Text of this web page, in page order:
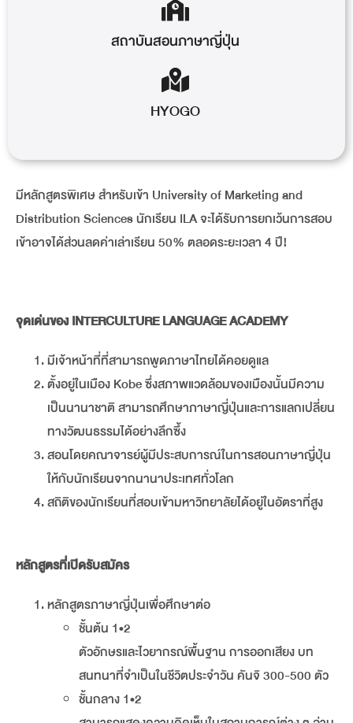
สถาบันสอนภาษาญี่ปุ่น
HYOGO
มีหลักสูตรพิเศษ สำหรับเข้า University of Marketing and
Distribution Sciences นักเรียน ILA จะได้รับการยกเว้นการสอบ
เข้าอาจได้ส่วนลดค่าเล่าเรียน 50% ตลอดระยะเวลา 4 ปี!
จุดเด่นของ INTERCULTURE LANGUAGE ACADEMY
มีเจ้าหน้าที่ที่สามารถพูดภาษาไทยได้คอยดูแล
ตั้งอยู่ในเมือง Kobe ซึ่งสภาพแวดล้อมของเมืองนั้นมีความ
เป็นนานาชาติ สามารถศึกษาภาษาญี่ปุ่นและการแลกเปลี่ยน
ทางวัฒนธรรมได้อย่างลึกซึ้ง
สอนโดยคณาจารย์ผู้มีประสบการณ์ในการสอนภาษาญี่ปุ่น
ให้กับนักเรียนจากนานาประเทศทั่วโลก
สถิติของนักเรียนที่สอบเข้ามหาวิทยาลัยได้อยู่ในอัตราที่สูง
หลักสูตรที่เปิดรับสมัคร
หลักสูตรภาษาญี่ปุ่นเพื่อศึกษาต่อ
ชั้นต้น 1•2
ตัวอักษรและไวยากรณ์พื้นฐาน การออกเสียง บท
สนทนาที่จำเป็นในชีวิตประจำวัน คันจิ 300-500 ตัว
ชั้นกลาง 1•2